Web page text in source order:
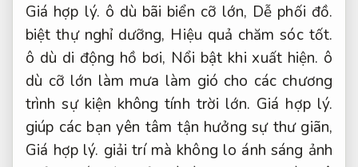
Giá hợp lý. ô dù bãi biển cỡ lớn, Dễ phối đồ.
biệt thự nghỉ dưỡng, Hiệu quả chăm sóc tốt.
ô dù di động hồ bơi, Nổi bật khi xuất hiện. ô
dù cỡ lớn làm mưa làm gió cho các chương
trình sự kiện không tính trời lớn. Giá hợp lý.
giúp các bạn yên tâm tận hưởng sự thư giãn,
Giá hợp lý. giải trí mà không lo ánh sáng ảnh